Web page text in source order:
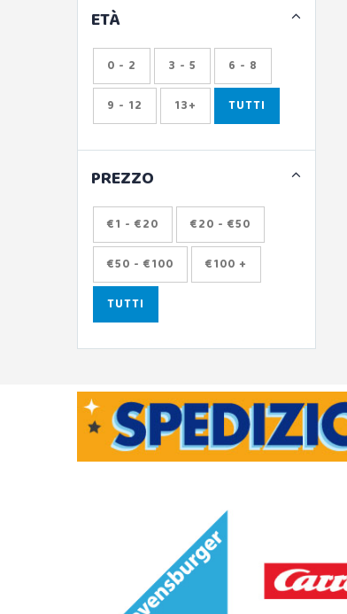
ETÀ
0 - 2 3 - 5 6 - 8
9 - 12 13+ TUTTI
PREZZO
€1 - €20 €20 - €50
€50 - €100 €100 +
TUTTI